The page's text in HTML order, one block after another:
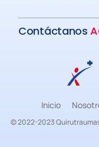
Contáctanos
Inicio
© 2022-2023